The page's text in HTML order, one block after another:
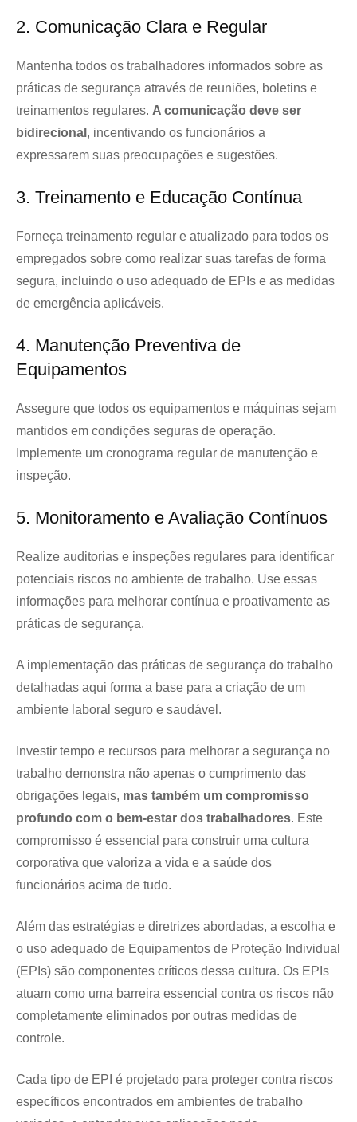
2. Comunicação Clara e Regular
Mantenha todos os trabalhadores informados sobre as
práticas de segurança através de reuniões, boletins e
treinamentos regulares. A comunicação deve ser
bidirecional , incentivando os funcionários a
expressarem suas preocupações e sugestões.
3. Treinamento e Educação Contínua
Forneça treinamento regular e atualizado para todos os
empregados sobre como realizar suas tarefas de forma
segura, incluindo o uso adequado de EPIs e as medidas
de emergência aplicáveis.
4. Manutenção Preventiva de
Equipamentos
Assegure que todos os equipamentos e máquinas sejam
mantidos em condições seguras de operação.
Implemente um cronograma regular de manutenção e
inspeção.
5. Monitoramento e Avaliação Contínuos
Realize auditorias e inspeções regulares para identificar
potenciais riscos no ambiente de trabalho. Use essas
informações para melhorar contínua e proativamente as
práticas de segurança.
A implementação das práticas de segurança do trabalho
detalhadas aqui forma a base para a criação de um
ambiente laboral seguro e saudável.
Investir tempo e recursos para melhorar a segurança no
trabalho demonstra não apenas o cumprimento das
obrigações legais, mas também um compromisso
profundo com o bem-estar dos trabalhadores. Este
compromisso é essencial para construir uma cultura
corporativa que valoriza a vida e a saúde dos
funcionários acima de tudo.
Além das estratégias e diretrizes abordadas, a escolha e
o uso adequado de Equipamentos de Proteção Individual
(EPIs) são componentes críticos dessa cultura. Os EPIs
atuam como uma barreira essencial contra os riscos não
completamente eliminados por outras medidas de
controle.
Cada tipo de EPI é projetado para proteger contra riscos
específicos encontrados em ambientes de trabalho